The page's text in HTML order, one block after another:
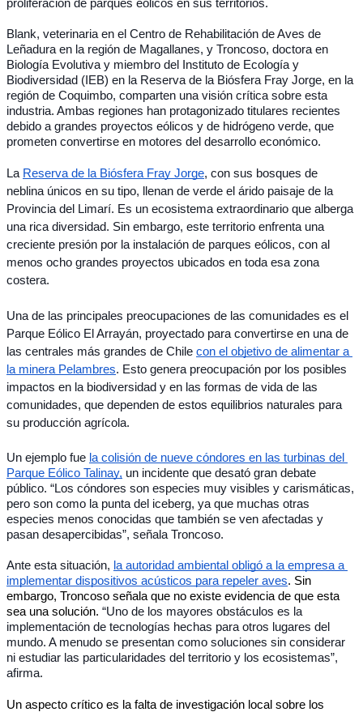
proliferación de parques eólicos en sus territorios.
Blank, veterinaria en el Centro de Rehabilitación de Aves de
Leñadura en la región de Magallanes, y Troncoso, doctora en
Biología Evolutiva y miembro del Instituto de Ecología y
Biodiversidad (IEB) en la Reserva de la Biósfera Fray Jorge, en la
región de Coquimbo, comparten una visión crítica sobre esta
industria. Ambas regiones han protagonizado titulares recientes
debido a grandes proyectos eólicos y de hidrógeno verde, que
prometen convertirse en motores del desarrollo económico.
La Reserva de la Biósfera Fray Jorge, con sus bosques de
neblina únicos en su tipo, llenan de verde el árido paisaje de la
Provincia del Limarí. Es un ecosistema extraordinario que alberga
una rica diversidad. Sin embargo, este territorio enfrenta una
creciente presión por la instalación de parques eólicos, con al
menos ocho grandes proyectos ubicados en toda esa zona
costera.
Una de las principales preocupaciones de las comunidades es el
Parque Eólico El Arrayán, proyectado para convertirse en una de
las centrales más grandes de Chile con el objetivo de alimentar a
la minera Pelambres. Esto genera preocupación por los posibles
impactos en la biodiversidad y en las formas de vida de las
comunidades, que dependen de estos equilibrios naturales para
su producción agrícola.
Un ejemplo fue la colisión de nueve cóndores en las turbinas del
Parque Eólico Talinay, un incidente que desató gran debate
público. “Los cóndores son especies muy visibles y carismáticas,
pero son como la punta del iceberg, ya que muchas otras
especies menos conocidas que también se ven afectadas y
pasan desapercibidas”, señala Troncoso.
Ante esta situación, la autoridad ambiental obligó a la empresa a
implementar dispositivos acústicos para repeler aves. Sin
embargo, Troncoso señala que no existe evidencia de que esta
sea una solución. “Uno de los mayores obstáculos es la
implementación de tecnologías hechas para otros lugares del
mundo. A menudo se presentan como soluciones sin considerar
ni estudiar las particularidades del territorio y los ecosistemas”,
afirma.
Un aspecto crítico es la falta de investigación local sobre los